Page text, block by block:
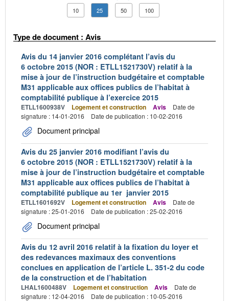
10 25 50 100
Type de document : Avis
Avis du 14 janvier 2016 complétant l’avis du
6 octobre 2015 (NOR : ETLL1521730V) relatif à la
mise à jour de l’instruction budgétaire et comptable
M31 applicable aux offices publics de l’habitat à
comptabilité publique à l’exercice 2015
ETLL1600938V Logement et construction Avis
Date de
signature : 14-01-2016
Date de publication : 10-02-2016
Document principal
Avis du 25 janvier 2016 modifiant l’avis du
6 octobre 2015 (NOR : ETLL1521730V) relatif à la
mise à jour de l’instruction budgétaire et comptable
M31 applicable aux offices publics de l’habitat à
comptabilité publique au 1er janvier 2015
ETLL1601692V Logement et construction Avis
Date de
signature : 25-01-2016
Date de publication : 25-02-2016
Document principal
Avis du 12 avril 2016 relatif à la fixation du loyer et
des redevances maximaux des conventions
conclues en application de l’article L. 351-2 du code
de la construction et de l’habitation
LHAL1600488V Logement et construction Avis
Date de
signature : 12-04-2016
Date de publication : 10-05-2016